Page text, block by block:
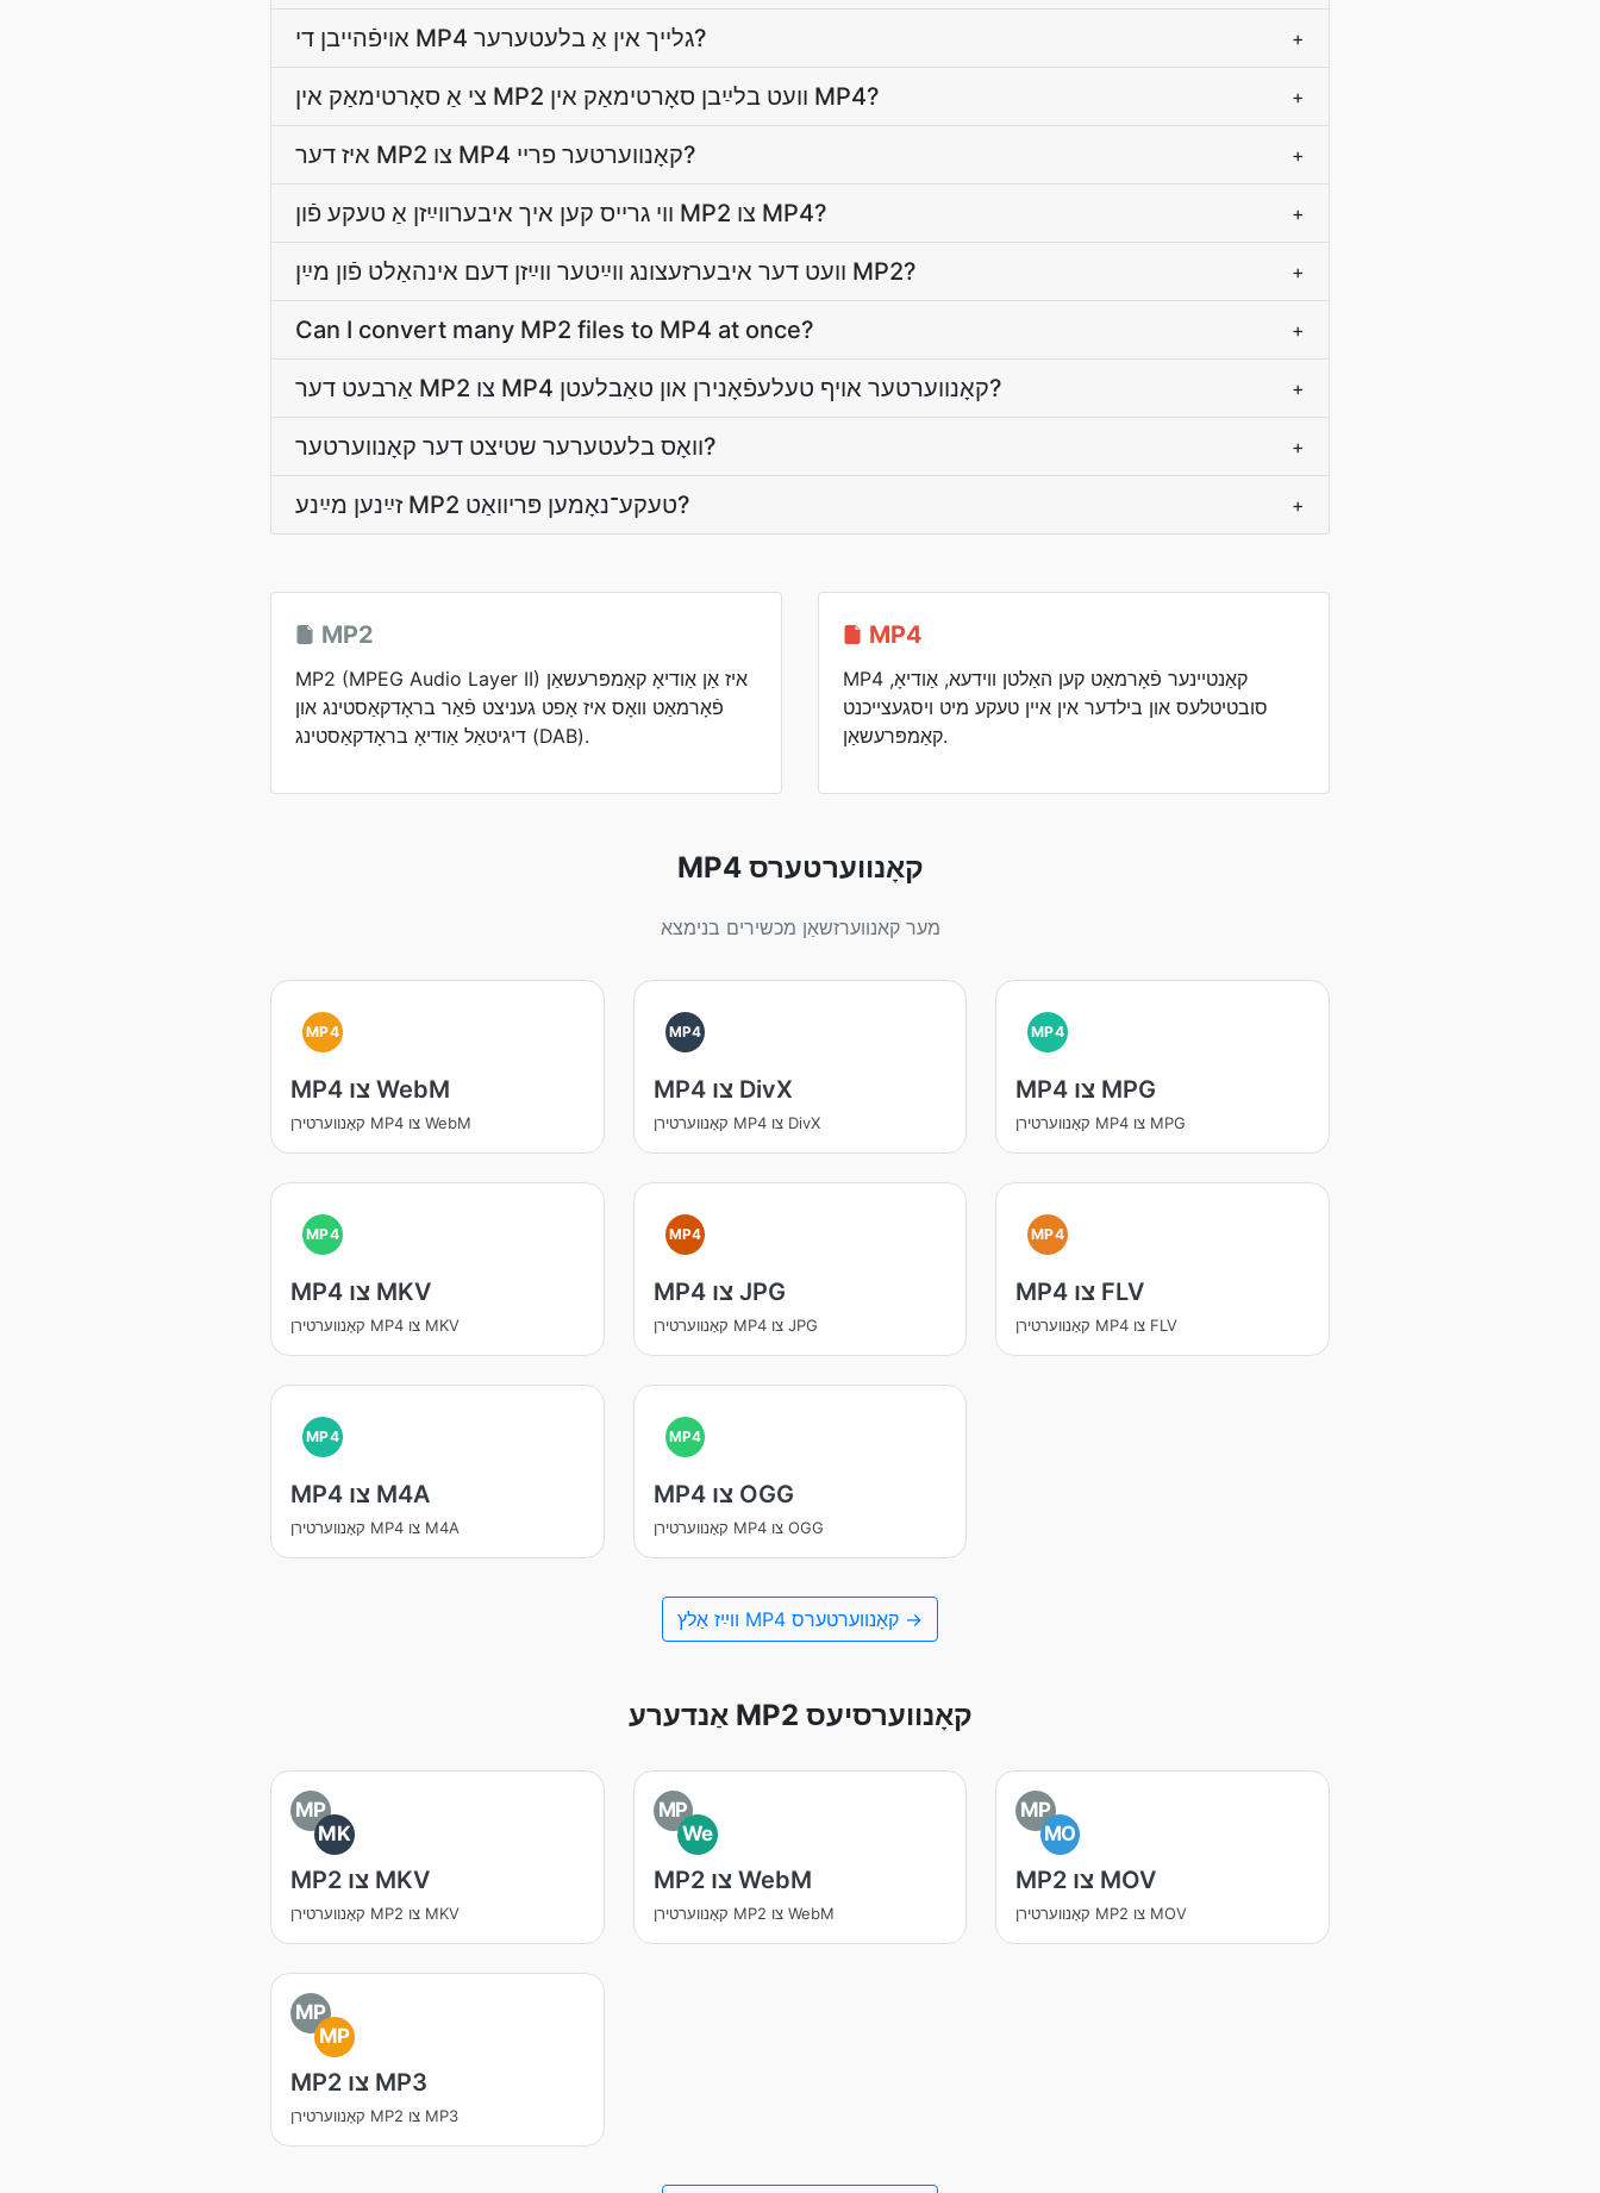
אױפֿהײבן די MP4 גלייך אין אַ בלעטערער? +
צי אַ סאָרטימאַק אין MP2 װעט בלײַבן סאָרטימאַק אין MP4? +
איז דער MP2 צו MP4 קאָנווערטער פריי? +
ווי גרײס קען איך איבערװײַזן אַ טעקע פֿון MP2 צו MP4? +
װעט דער איבערזעצונג װײַטער װײַזן דעם אינהאַלט פֿון מײַן MP2? +
Can I convert many MP2 files to MP4 at once? +
אַרבעט דער MP2 צו MP4 קאָנווערטער אויף טעלעפֿאָנירן און טאַבלעטן? +
וואָס בלעטערער שטיצט דער קאָנווערטער? +
זײַנען מײַנע MP2 טעקע־נאָמען פּריוואַט? +
MP2
MP2 (MPEG Audio Layer II) איז אַן אַודיאָ קאַמפּרעשאַן
פֿאָרמאַט וואָס איז אָפט געניצט פֿאַר בראָדקאַסטינג און
דיגיטאַל אַודיאָ בראָדקאַסטינג (DAB).
MP4
MP4 קאַנטיינער פֿאָרמאַט קען האַלטן ווידעא, אַודיאָ,
סובטיטלעס און בילדער אין איין טעקע מיט ויסגעצייכנט
קאַמפּרעשאַן.
MP4 קאָנווערטערס
מער קאנווערזשאַן מכשירים בנימצא
MP4
MP4 צו WebM
קאָנווערטירן MP4 צו WebM
MP4
MP4 צו DivX
קאָנווערטירן MP4 צו DivX
MP4
MP4 צו MPG
קאָנווערטירן MP4 צו MPG
MP4
MP4 צו MKV
קאָנווערטירן MP4 צו MKV
MP4
MP4 צו JPG
קאָנווערטירן MP4 צו JPG
MP4
MP4 צו FLV
קאָנווערטירן MP4 צו FLV
MP4
MP4 צו M4A
קאָנווערטירן MP4 צו M4A
MP4
MP4 צו OGG
קאָנווערטירן MP4 צו OGG
װײַז אַלץ MP4 קאָנווערטערס →
אַנדערע MP2 קאָנווערסיעס
MP
MK
MP2 צו MKV
קאָנווערטירן MP2 צו MKV
MP
We
MP2 צו WebM
קאָנווערטירן MP2 צו WebM
MP
MO
MP2 צו MOV
קאָנווערטירן MP2 צו MOV
MP
MP
MP2 צו MP3
קאָנווערטירן MP2 צו MP3